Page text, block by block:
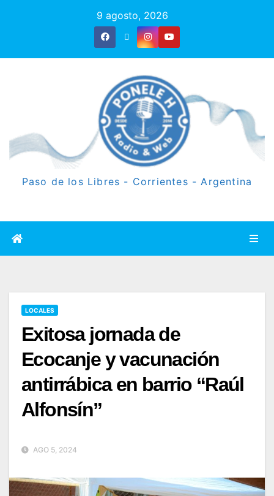
9 agosto, 2026
Paso de los Libres - Corrientes - Argentina
LOCALES
Exitosa jornada de
Ecocanje y vacunación
antirrábica en barrio “Raúl
Alfonsín”
AGO 5, 2024